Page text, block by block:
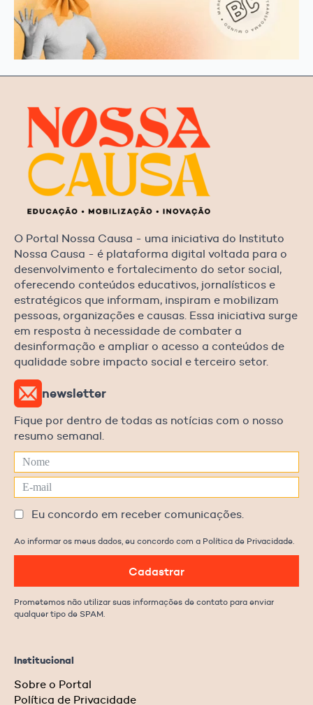
O Portal Nossa Causa - uma iniciativa do Instituto
Nossa Causa - é plataforma digital voltada para o
desenvolvimento e fortalecimento do setor social,
oferecendo conteúdos educativos, jornalísticos e
estratégicos que informam, inspiram e mobilizam
pessoas, organizações e causas. Essa iniciativa surge
em resposta à necessidade de combater a
desinformação e ampliar o acesso a conteúdos de
qualidade sobre impacto social e terceiro setor.
Institucional
Sobre o Portal
Política de Privacidade
newsletter
Fique por dentro de todas as notícias com o nosso
resumo semanal.
Eu concordo em receber comunicações.
Ao informar os meus dados, eu concordo com a Política de Privacidade.
Cadastrar
Prometemos não utilizar suas informações de contato para enviar
qualquer tipo de SPAM.